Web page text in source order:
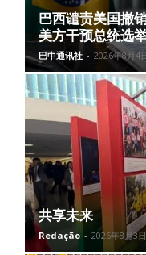
巴西谴责美国撤
美方干预总统选
巴中通讯社 - 2026年8月4
共享未来
Redação - 2026年8月3日